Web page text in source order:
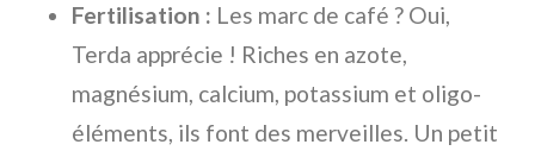
Fertilisation : Les marc de café ? Oui,
Terda apprécie ! Riches en azote,
magnésium, calcium, potassium et oligo-
éléments, ils font des merveilles. Un petit